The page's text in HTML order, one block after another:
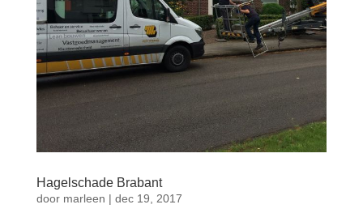
Hagelschade Brabant
door marleen | dec 19, 2017